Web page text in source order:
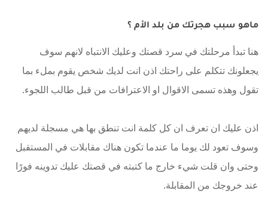
ماهو سبب هجرتك من بلد الأم ؟
هنا تبدأ مرحلتك في سرد قصتك وعليك الانتباه لانهم سوف
يجعلونك تتكلم على راحتك اذن انت لديك شخص يقوم بملء بما
تقول وهذه تسمى الاقوال او الاعترافات من قبل طالب اللجوء.
اذن عليك ان تعرف ان كل كلمة انت تنطق بها هي مسجلة لديهم
وسوف تعود لك يوما ما عندما تكون هناك مقابلات في المستقبل
وحتى وان قلت شيء خارج ما كتبته في قصتك عليك تدوينه فورًا
عند خروجك من المقابلة.